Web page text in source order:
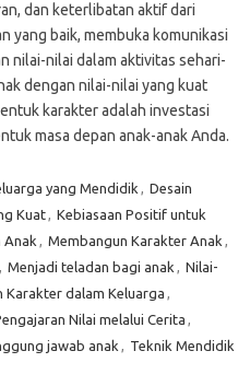
dan keterlibatan aktif dari
yang baik, membuka komunikasi
nilai-nilai dalam aktivitas sehari-
dengan nilai-nilai yang kuat
karakter adalah investasi
masa depan anak-anak Anda.
yang Mendidik , Desain
Kuat, Kebiasaan Positif untuk
Anak , Membangun Karakter Anak ,
, Menjadi teladan bagi anak , Nilai-
Karakter dalam Keluarga ,
Nilai melalui Cerita ,
jawab anak , Teknik Mendidik